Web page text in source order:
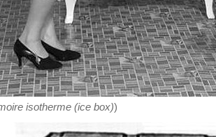
isotherme (ice box))